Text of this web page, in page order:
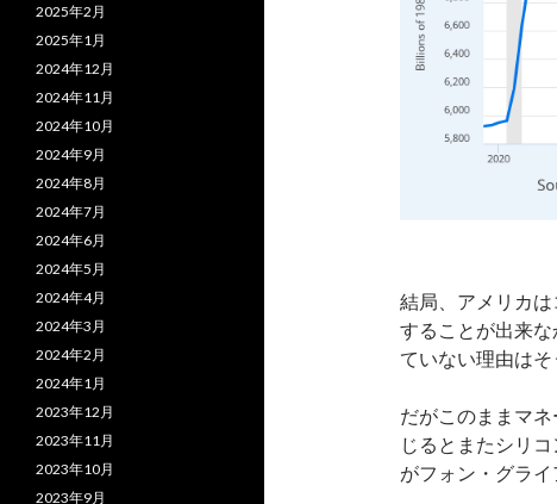
結局、アメリカ
することが出来
ていない理由はそ
だがこのままマ
じるとまたシリ
がフォン・グライ
2025年2月
2025年1月
2024年12月
2024年11月
2024年10月
2024年9月
2024年8月
2024年7月
2024年6月
2024年5月
2024年4月
2024年3月
2024年2月
2024年1月
2023年12月
2023年11月
2023年10月
2023年9月